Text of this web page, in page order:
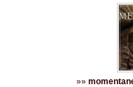
»»